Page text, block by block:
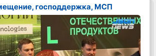
господдержка, МСП